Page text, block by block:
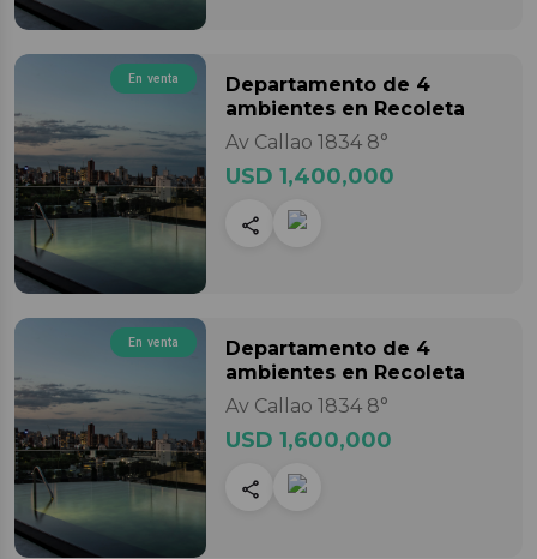
En venta Departamento de 4
ambientes en Recoleta
Av Callao 1834 8°
USD 1,400,000
En venta Departamento de 4
ambientes en Recoleta
Av Callao 1834 8°
USD 1,600,000